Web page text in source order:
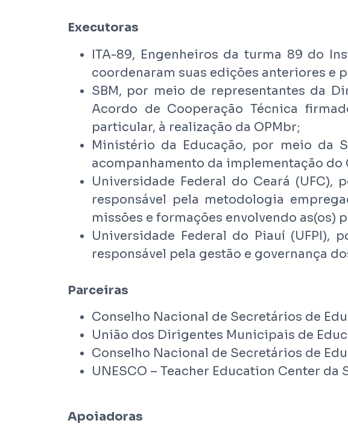
Executoras
ITA-89, Engenheiros da turma 89 do
coordenaram suas edições anteriores e
SBM, por meio de representantes da
Acordo de Cooperação Técnica
particular, à realização da OPMbr;
Ministério da Educação, por meio da
acompanhamento da implementação do
Universidade Federal do Ceará (UFC),
responsável pela metodologia
missões e formações envolvendo as(os)
Universidade Federal do Piauí (UFPI),
responsável pela gestão e governança
Parceiras
Conselho Nacional de Secretários de
União dos Dirigentes Municipais de
Conselho Nacional de Secretários de
UNESCO – Teacher Education Center
Apoiadoras